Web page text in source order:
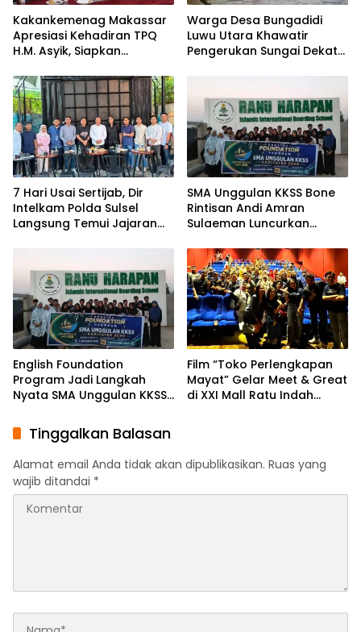
Kakankemenag Makassar
Apresiasi Kehadiran TPQ
H.M. Asyik, Siapkan
Cegah Anak Miskin
Spiritualitas
Warga Desa Bungadidi
Luwu Utara Khawatir
Pengerukan Sungai Dekat
7 Hari Usai Sertijab, Dir
Intelkam Polda Sulsel
Langsung Temui Jajaran
SMA Unggulan KKSS Bone
Rintisan Andi Amran
Sulaeman Luncurkan
Program
English Foundation
Program Jadi Langkah
Nyata SMA Unggulan KKSS
Berdaya Saing Global
Film “Toko Perlengkapan
Mayat” Gelar Meet & Great
di XXI Mall Ratu Indah
Tinggalkan Balasan
Alamat email Anda tidak akan dipublikasikan. Ruas yang
wajib ditandai *